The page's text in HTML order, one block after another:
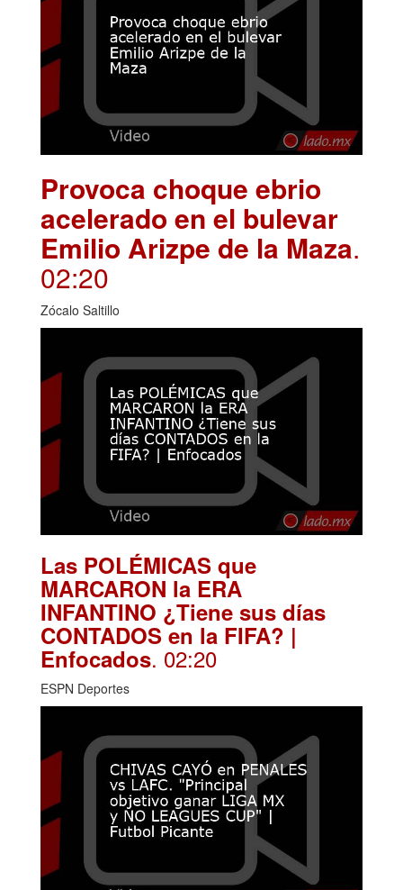
Provoca choque ebrio
acelerado en el bulevar
Emilio Arizpe de la Maza.
02:20
Zócalo Saltillo
Las POLÉMICAS que
MARCARON la ERA
INFANTINO ¿Tiene sus días
CONTADOS en la FIFA? |
Enfocados. 02:20
ESPN Deportes